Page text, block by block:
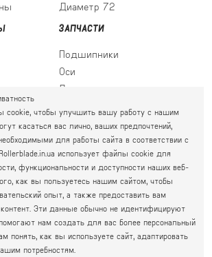
Диаметр 72
ЗАПЧАСТИ
Подшипники
Оси
Ледовые лезвия
Житомирская, Академгородок
КРЫМСКОГО, 4А
- 19.00
- 17.00
063 777-59-79
067 111-01-47
050 777-16-00
чтобы улучшить вашу работу с нашим
касаться вас лично, ваших предпочтений,
для работы сайта в соответствии с
использует файлы cookie для
функциональности и доступности наших веб-
как вы пользуетесь нашим сайтом, чтобы
опыт, а также предоставить вам
контент. Эти данные обычно не идентифицируют
нам создать для вас более персональный
понять, как вы используете сайт, адаптировать
потребностям.